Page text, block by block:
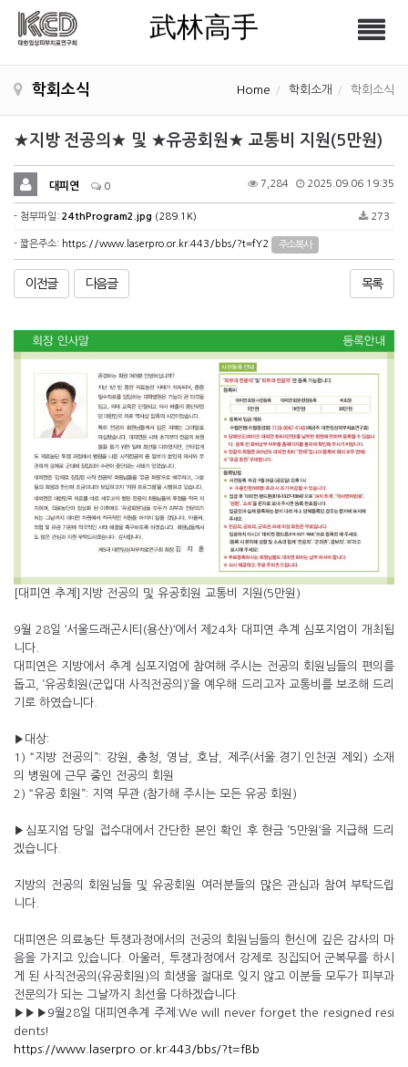
武林高手
武林高手
학회소식 Home 학회소개 학회소식
★지방 전공의★ 및 ★유공회원★ 교통비 지원(5만원)
대피연 0 7,284 2025.09.06 19:35
- 첨부파일: 24thProgram2.jpg (289.1K) 273
- 짧은주소: https://www.laserpro.or.kr:443/bbs/?t=fY2 주소복사
이전글 다음글 목록
[대피연.추계]지방 전공의 및 유공회원 교통비 지원(5만원)
9월 28일 ‘서울드래곤시티(용산)‘에서 제24차 대피연 추계 심포지엄이 개최됩
니다.
대피연은 지방에서 추계 심포지엄에 참여해 주시는 전공의 회원님들의 편의를
돕고, ’유공회원(군입대 사직전공의)’을 예우해 드리고자 교통비를 보조해 드리
기로 하였습니다.
▶대상:
1) “지방 전공의”: 강원, 충청, 영남, 호남, 제주(서울.경기.인천권 제외) 소재
의 병원에 근무 중인 전공의 회원
2) “유공 회원”: 지역 무관 (참가해 주시는 모든 유공 회원)
▶심포지엄 당일 접수대에서 간단한 본인 확인 후 현금 ’5만원‘을 지급해 드리
겠습니다.
지방의 전공의 회원님들 및 유공회원 여러분들의 많은 관심과 참여 부탁드립
니다.
대피연은 의료농단 투쟁과정에서의 전공의 회원님들의 헌신에 깊은 감사의 마
음을 가지고 있습니다. 아울러, 투쟁과정에서 강제로 징집되어 군복무를 하시
게 된 사직전공의(유공회원)의 희생을 절대로 잊지 않고 이분들 모두가 피부과
전문의가 되는 그날까지 최선을 다하겠습니다.
▶▶▶9월28일 대피연추계 주제:We will never forget the resigned resi
dents!
https://www.laserpro.or.kr:443/bbs/?t=fBb